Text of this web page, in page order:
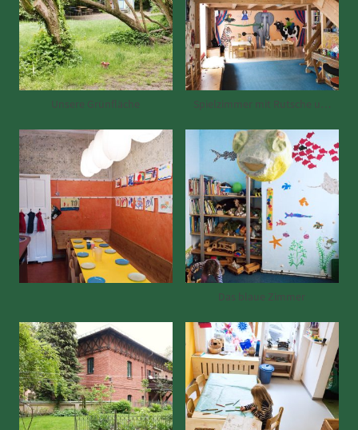
Unsere Grünfläche Spielzimmer mit Rutsche und Galerie
Das blaue Zimmer